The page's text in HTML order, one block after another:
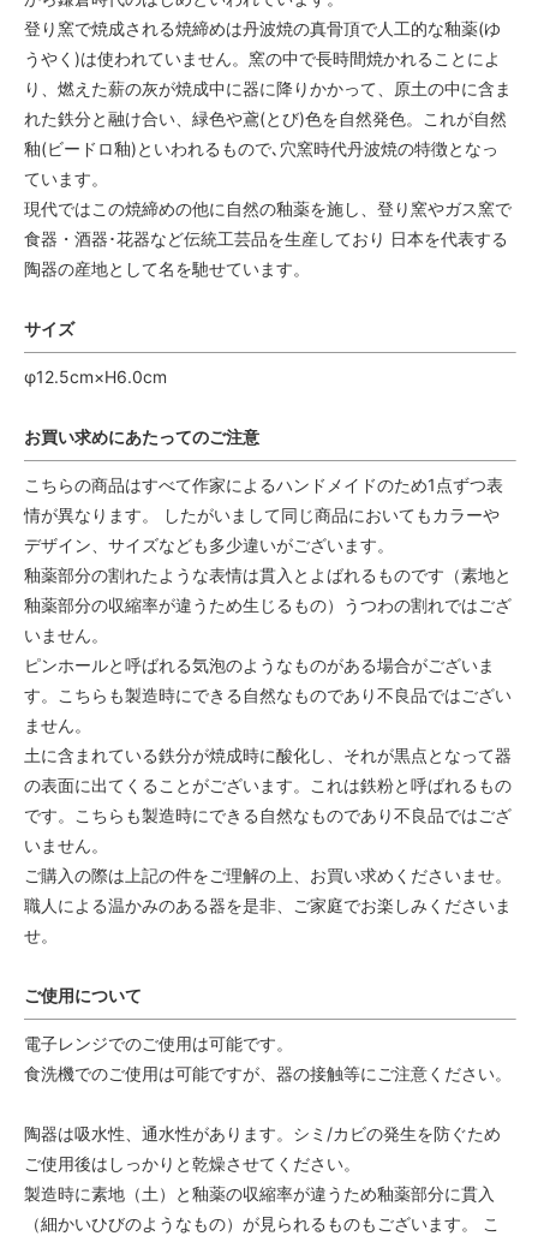
登り窯で焼成される焼締めは丹波焼の真骨頂で人工的な釉薬(ゆ
うやく)は使われていません。窯の中で長時間焼かれることによ
り、燃えた薪の灰が焼成中に器に降りかかって、原土の中に含ま
れた鉄分と融け合い、緑色や鳶(とび)色を自然発色。これが自然
釉(ビードロ釉)といわれるもので､穴窯時代丹波焼の特徴となっ
ています。
現代ではこの焼締めの他に自然の釉薬を施し、登り窯やガス窯で
食器・酒器･花器など伝統工芸品を生産しており 日本を代表する
陶器の産地として名を馳せています。
サイズ
φ12.5cm×H6.0cm
お買い求めにあたってのご注意
こちらの商品はすべて作家によるハンドメイドのため1点ずつ表
情が異なります。 したがいまして同じ商品においてもカラーや
デザイン、サイズなども多少違いがございます。
釉薬部分の割れたような表情は貫入とよばれるものです（素地と
釉薬部分の収縮率が違うため生じるもの）うつわの割れではござ
いません。
ピンホールと呼ばれる気泡のようなものがある場合がございま
す。こちらも製造時にできる自然なものであり不良品ではござい
ません。
土に含まれている鉄分が焼成時に酸化し、それが黒点となって器
の表面に出てくることがございます。これは鉄粉と呼ばれるもの
です。こちらも製造時にできる自然なものであり不良品ではござ
いません。
ご購入の際は上記の件をご理解の上、お買い求めくださいませ。
職人による温かみのある器を是非、ご家庭でお楽しみくださいま
せ。
ご使用について
電子レンジでのご使用は可能です。
食洗機でのご使用は可能ですが、器の接触等にご注意ください。
陶器は吸水性、通水性があります。シミ/カビの発生を防ぐため
ご使用後はしっかりと乾燥させてください。
製造時に素地（土）と釉薬の収縮率が違うため釉薬部分に貫入
（細かいひびのようなもの）が見られるものもございます。 こ